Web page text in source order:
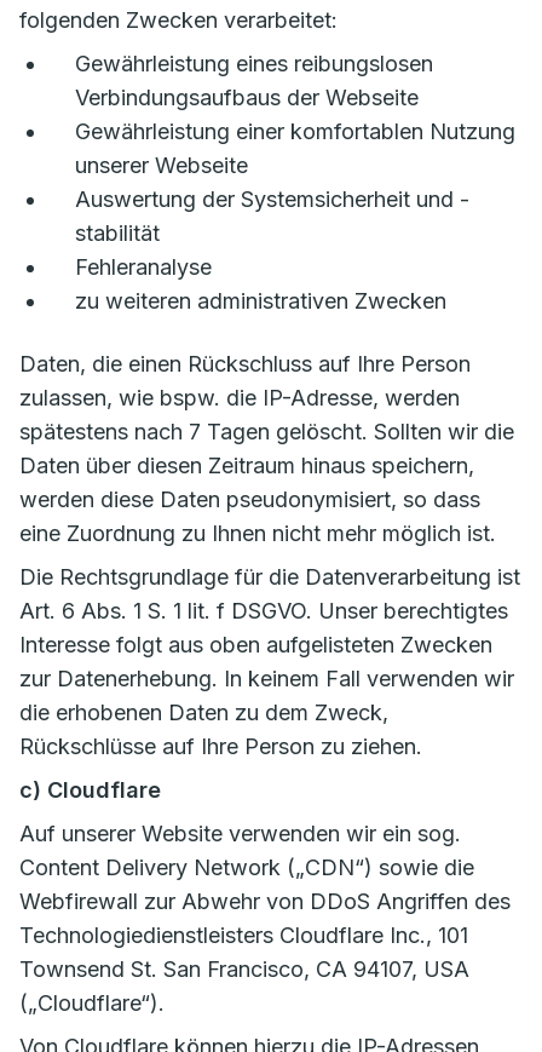
folgenden Zwecken verarbeitet:
Gewährleistung eines reibungslosen
Verbindungsaufbaus der Webseite
Gewährleistung einer komfortablen Nutzung
unserer Webseite
Auswertung der Systemsicherheit und -
stabilität
Fehleranalyse
zu weiteren administrativen Zwecken
Daten, die einen Rückschluss auf Ihre Person
zulassen, wie bspw. die IP-Adresse, werden
spätestens nach 7 Tagen gelöscht. Sollten wir die
Daten über diesen Zeitraum hinaus speichern,
werden diese Daten pseudonymisiert, so dass
eine Zuordnung zu Ihnen nicht mehr möglich ist.
Die Rechtsgrundlage für die Datenverarbeitung ist
Art. 6 Abs. 1 S. 1 lit. f DSGVO. Unser berechtigtes
Interesse folgt aus oben aufgelisteten Zwecken
zur Datenerhebung. In keinem Fall verwenden wir
die erhobenen Daten zu dem Zweck,
Rückschlüsse auf Ihre Person zu ziehen.
c) Cloudflare
Auf unserer Website verwenden wir ein sog.
Content Delivery Network („CDN“) sowie die
Webfirewall zur Abwehr von DDoS Angriffen des
Technologiedienstleisters Cloudflare Inc., 101
Townsend St. San Francisco, CA 94107, USA
(„Cloudflare“).
Von Cloudflare können hierzu die IP-Adressen,